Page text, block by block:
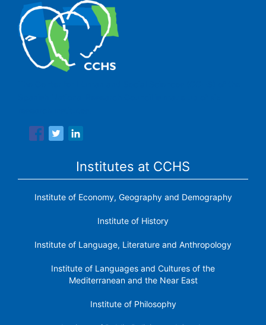
Institutes at CCHS
Institute of Economy, Geography and Demography
Institute of History
Institute of Language, Literature and Anthropology
Institute of Languages ​​and Cultures of the
Mediterranean and the Near East
Institute of Philosophy